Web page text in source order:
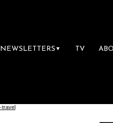
NEWSLETTERS ▼ TV